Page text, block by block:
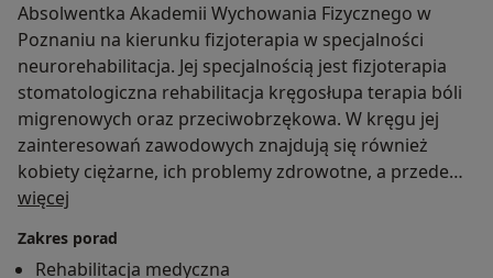
Absolwentka Akademii Wychowania Fizycznego w
Poznaniu na kierunku fizjoterapia w specjalności
neurorehabilitacja. Jej specjalnością jest fizjoterapia
stomatologiczna rehabilitacja kręgosłupa terapia bóli
migrenowych oraz przeciwobrzękowa. W kręgu jej
zainteresowań zawodowych znajdują się również
kobiety ciężarne, ich problemy zdrowotne, a przede
wszystkim możliwości podejmowania przez nie
przebieg ciąży. Z energią i radością prowadzi zajęcia
więcej
Zakres porad
Rehabilitacja medyczna